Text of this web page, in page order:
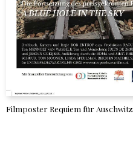
Filmposter Requiem für Auschwitz